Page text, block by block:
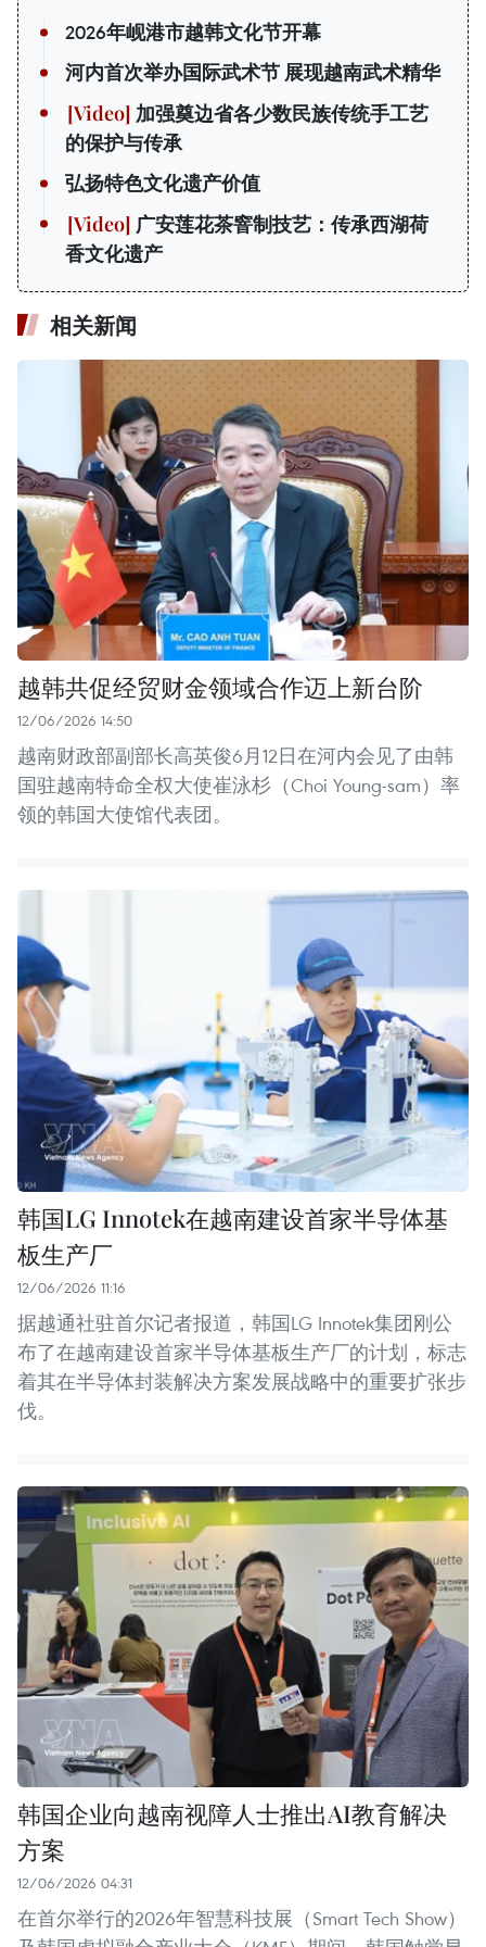
2026年岘港市越韩文化节开幕
河内首次举办国际武术节 展现越南武术精华
加强奠边省各少数民族传统手工艺
的保护与传承
弘扬特色文化遗产价值
广安莲花茶窨制技艺：传承西湖荷
香文化遗产
相关新闻
越韩共促经贸财金领域合作迈上新台阶
12/06/2026 14:50
越南财政部副部长高英俊6月12日在河内会见了由韩
国驻越南特命全权大使崔泳杉（Choi Young-sam）率
领的韩国大使馆代表团。
韩国LG Innotek在越南建设首家半导体基
板生产厂
12/06/2026 11:16
据越通社驻首尔记者报道，韩国LG Innotek集团刚公
布了在越南建设首家半导体基板生产厂的计划，标志
着其在半导体封装解决方案发展战略中的重要扩张步
伐。
韩国企业向越南视障人士推出AI教育解决
方案
12/06/2026 04:31
在首尔举行的2026年智慧科技展（Smart Tech Show）